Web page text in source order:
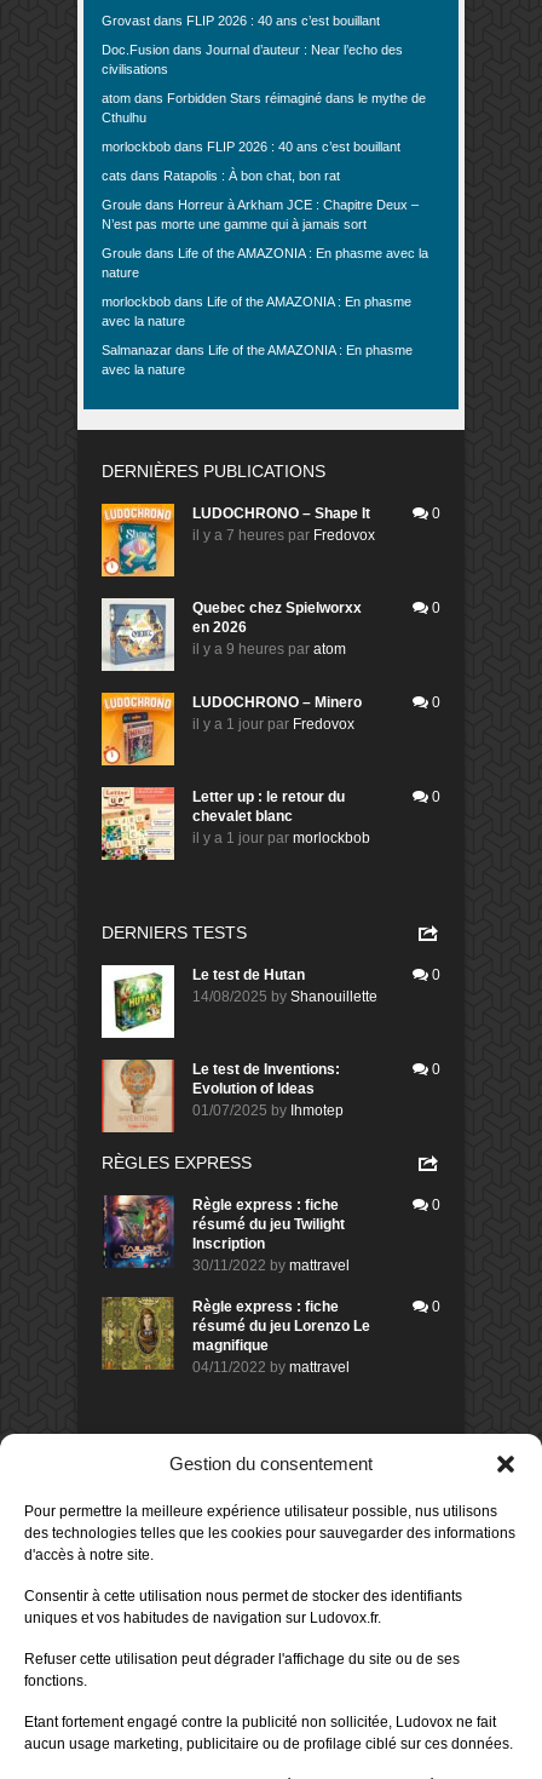
Gestion du consentement
Pour permettre la meilleure expérience utilisateur possible, nus utilisons
des technologies telles que les cookies pour sauvegarder des informations
d'accès à notre site.
Consentir à cette utilisation nous permet de stocker des identifiants
uniques et vos habitudes de navigation sur Ludovox.fr.
Refuser cette utilisation peut dégrader l'affichage du site ou de ses
fonctions.
Etant fortement engagé contre la publicité non sollicitée, Ludovox ne fait
aucun usage marketing, publicitaire ou de profilage ciblé sur ces données.
Grovast dans FLIP 2026 : 40 ans c’est bouillant
Doc.Fusion dans Journal d’auteur : Near l’echo des
civilisations
atom dans Forbidden Stars réimaginé dans le mythe de
Cthulhu
morlockbob dans FLIP 2026 : 40 ans c’est bouillant
cats dans Ratapolis : À bon chat, bon rat
Groule dans Horreur à Arkham JCE : Chapitre Deux –
N’est pas morte une gamme qui à jamais sort
Groule dans Life of the AMAZONIA : En phasme avec la
nature
morlockbob dans Life of the AMAZONIA : En phasme
avec la nature
Salmanazar dans Life of the AMAZONIA : En phasme
avec la nature
DERNIÈRES PUBLICATIONS
LUDOCHRONO – Shape It
il y a 7 heures par Fredovox
0
Quebec chez Spielworxx
en 2026
il y a 9 heures par atom
0
LUDOCHRONO – Minero
il y a 1 jour par Fredovox
0
Letter up : le retour du
chevalet blanc
il y a 1 jour par morlockbob
0
DERNIERS TESTS
Le test de Hutan
14/08/2025 by Shanouillette
0
Le test de Inventions:
Evolution of Ideas
01/07/2025 by Ihmotep
0
RÈGLES EXPRESS
Règle express : fiche
résumé du jeu Twilight
Inscription
30/11/2022 by mattravel
0
Règle express : fiche
résumé du jeu Lorenzo Le
magnifique
04/11/2022 by mattravel
0
Sur le jeu Detective Box - Ciao
Bella
Avis demorlockbob
Sur le jeu Detective Box - Ciao
Publié leil y a 1 jour
80%
Sur le jeu Aeterna
Publié leil y a 2 jours